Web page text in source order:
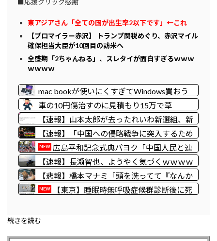
■応援クリック感謝
東アジアさん「全ての国が出生率2以下です」←これ
【プロマイラー赤沢】 トランプ関税めぐり、赤沢マイル
確保担当大臣が10回目の訪米へ
全盛期「2ちゃんねる」、スレタイが面白すぎるｗｗｗ
ｗｗｗｗ
mac bookが使いにくすぎてWindows買おう
としたら高くてビビったwwwwww
車の10円傷治すのに見積もり15万で草
【速報】山本太郎が去ったれいわ新選組、新
たな党名は「いのちの党」 略称「いのち」
【速報】「中国への侵略戦争に突入するため
の戦争式典だ」 パヨクが広島の平和記念式典
に反対する理由が判明
NEW 広島平和記念式典パヨク「中国人民と連
帯して戦おー！悪政高市を打倒するぞー！」
【速報】長瀬智也、ようやく気づくｗｗｗｗ
ｗｗｗｗ
【悲報】橋本マナミ「頭を洗ってて『なんか
生ぬるいな』と思ったら、後ろで息子が…」
NEW
【東京】睡眠時無呼吸症候群診断後に死
続きを読む